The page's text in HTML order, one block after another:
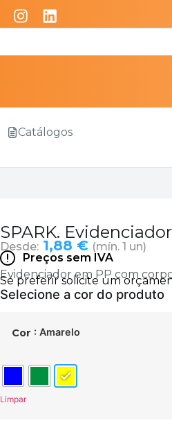
Catálogos
SPARK.
Desde: 1,88 € (mín. 1 un)
Preços sem IVA
Evidenciador em PP com
Cor : Amarelo
Limpar